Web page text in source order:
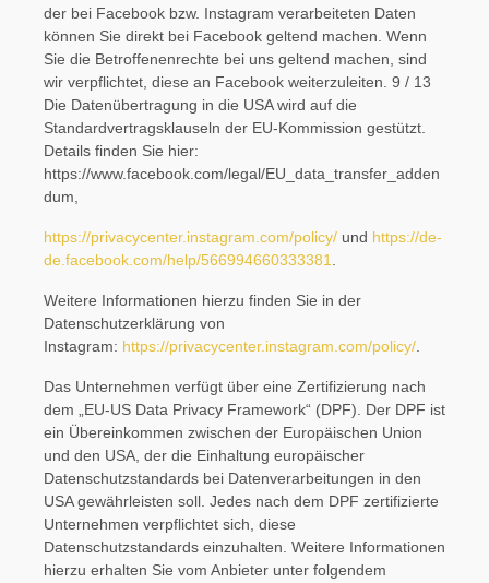
der bei Facebook bzw. Instagram verarbeiteten Daten
können Sie direkt bei Facebook geltend machen. Wenn
Sie die Betroffenenrechte bei uns geltend machen, sind
wir verpflichtet, diese an Facebook weiterzuleiten. 9 / 13
Die Datenübertragung in die USA wird auf die
Standardvertragsklauseln der EU-Kommission gestützt.
Details finden Sie hier:
https://www.facebook.com/legal/EU_data_transfer_adden
dum,
https://privacycenter.instagram.com/policy/ und https://de-
de.facebook.com/help/566994660333381
Weitere Informationen hierzu finden Sie in der
Datenschutzerklärung von
Instagram: https://privacycenter.instagram.com/policy/
Das Unternehmen verfügt über eine Zertifizierung nach
dem „EU-US Data Privacy Framework“ (DPF). Der DPF ist
ein Übereinkommen zwischen der Europäischen Union
und den USA, der die Einhaltung europäischer
Datenschutzstandards bei Datenverarbeitungen in den
USA gewährleisten soll. Jedes nach dem DPF zertifizierte
Unternehmen verpflichtet sich, diese
Datenschutzstandards einzuhalten. Weitere Informationen
hierzu erhalten Sie vom Anbieter unter folgendem